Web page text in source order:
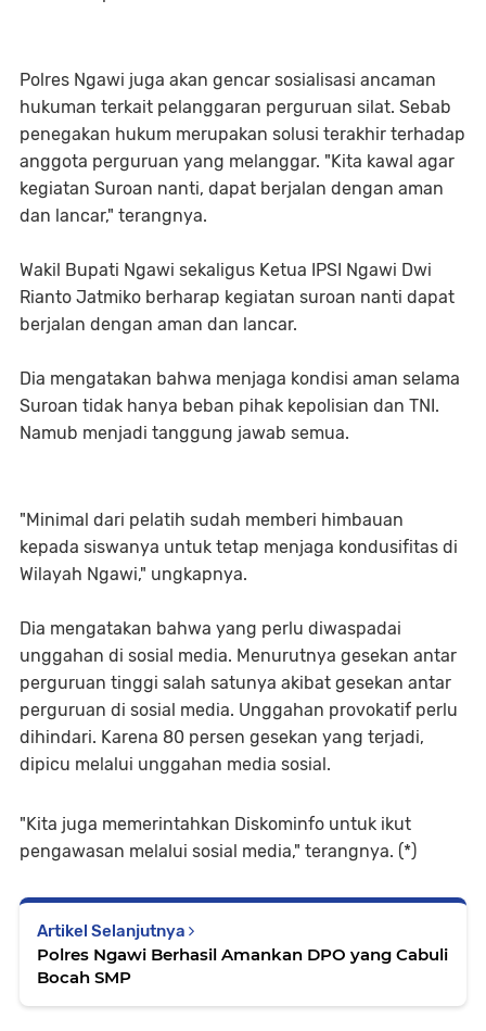
Polres Ngawi juga akan gencar sosialisasi ancaman
hukuman terkait pelanggaran perguruan silat. Sebab
penegakan hukum merupakan solusi terakhir terhadap
anggota perguruan yang melanggar. "Kita kawal agar
kegiatan Suroan nanti, dapat berjalan dengan aman
dan lancar," terangnya.
Wakil Bupati Ngawi sekaligus Ketua IPSI Ngawi Dwi
Rianto Jatmiko berharap kegiatan suroan nanti dapat
berjalan dengan aman dan lancar.
Dia mengatakan bahwa menjaga kondisi aman selama
Suroan tidak hanya beban pihak kepolisian dan TNI.
Namub menjadi tanggung jawab semua.
"Minimal dari pelatih sudah memberi himbauan
kepada siswanya untuk tetap menjaga kondusifitas di
Wilayah Ngawi," ungkapnya.
Dia mengatakan bahwa yang perlu diwaspadai
unggahan di sosial media. Menurutnya gesekan antar
perguruan tinggi salah satunya akibat gesekan antar
perguruan di sosial media. Unggahan provokatif perlu
dihindari. Karena 80 persen gesekan yang terjadi,
dipicu melalui unggahan media sosial.
"Kita juga memerintahkan Diskominfo untuk ikut
pengawasan melalui sosial media," terangnya. (*)
Artikel Selanjutnya
Polres Ngawi Berhasil Amankan DPO yang Cabuli
Bocah SMP